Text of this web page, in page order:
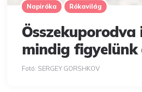
Napiróka Rókavilág
Összekuporodva
mindig figyelünk
Fotó: SERGEY GORSHKOV